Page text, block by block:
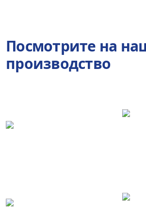
Посмотрите на
производство